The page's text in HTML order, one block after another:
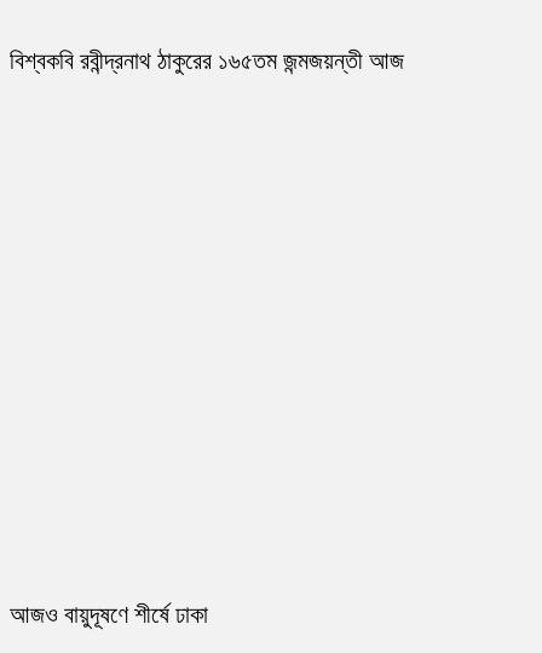
বিশ্বকবি রবীন্দ্রনাথ ঠাকুরের ১৬৫তম জন্মজয়ন্তী আজ
আজও বায়ুদূষণে শীর্ষে ঢাকা